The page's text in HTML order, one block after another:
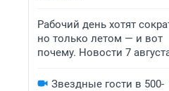
Рабочий день хотят
но только летом — и вот
почему. Новости 7
Звездные гости в 500-